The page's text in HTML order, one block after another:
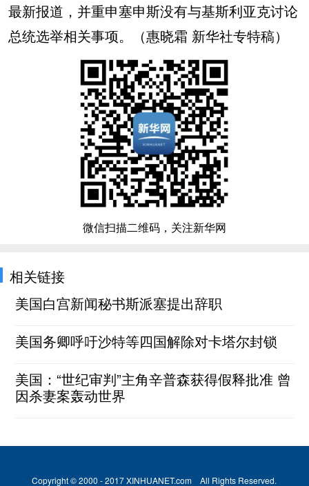
最新报道，并重申塞申斯没有与基斯利亚克讨论
总统选举相关事项。（惠晓霜 新华社专特稿）
微信扫描二维码，关注新华网
相关链接
美国白宫新闻秘书斯派塞提出辞职
美国务卿呼吁沙特等四国解除对卡塔尔封锁
美国：“世纪审判”主角辛普森获得假释批准 曾
因杀妻案轰动世界
Copyright © 2000 - 2017 XINHUANET.com All Rights Reserved.